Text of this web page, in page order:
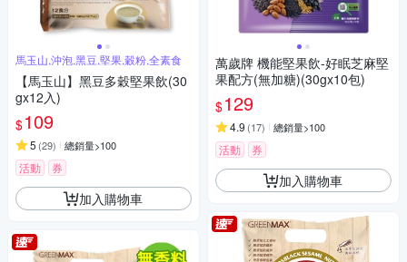
馬玉山,沖泡,黑豆,堅果,穀粉,全素食
【馬玉山】黑豆多穀堅果飲(30
gx12入)
$109
5 (29) 總銷量>100
活動 券
加入購物車
萬歲牌 機能堅果飲-好眠芝麻堅
果配方(無加糖)(30gx10包)
$129
4.9 (17) 總銷量>100
活動 券
加入購物車